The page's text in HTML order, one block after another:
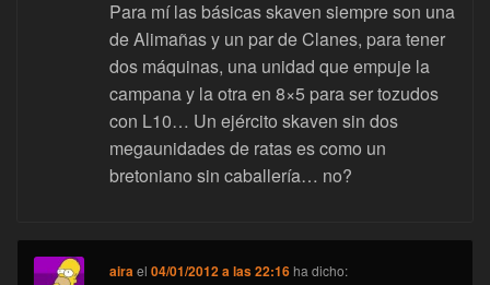
Para mí las básicas skaven siempre son una
de Alimañas y un par de Clanes, para tener
dos máquinas, una unidad que empuje la
campana y la otra en 8×5 para ser tozudos
con L10… Un ejército skaven sin dos
megaunidades de ratas es como un
bretoniano sin caballería… no?
airael04/01/2012 a las 22:16 ha dicho: